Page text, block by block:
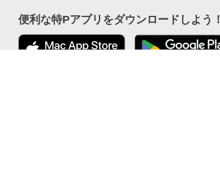
便利な特Pアプリをダウンロードしよう！